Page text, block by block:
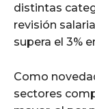
distintas
revisión
supera el 3%
Como
sectores